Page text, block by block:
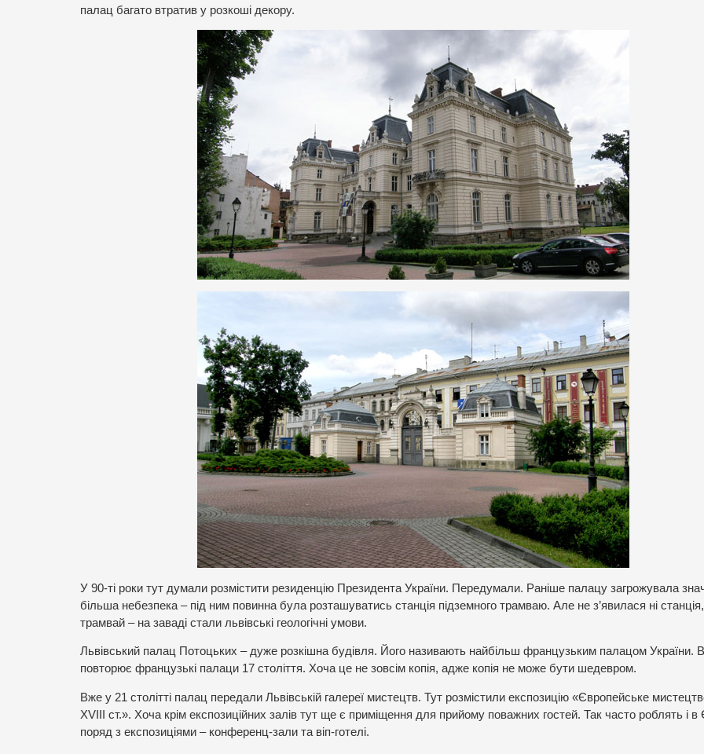
палац багато втратив у розкоші декору.
У 90-ті роки тут думали розмістити резиденцію Президента України. Передумали. Раніше палацу загрожувала
більша небезпека – під ним повинна була розташуватись станція підземного трамваю. Але не з’явилася ні станція,
трамвай – на заваді стали львівські геологічні умови.
Львівський палац Потоцьких – дуже розкішна будівля. Його називають найбільш французьким палацом України.
повторює французькі палаци 17 століття. Хоча це не зовсім копія, адже копія не може бути шедевром.
Вже у 21 столітті палац передали Львівській галереї мистецтв. Тут розмістили експозицію «Європейське
XVIII ст.». Хоча крім експозиційних залів тут ще є приміщення для прийому поважних гостей. Так часто роблять і в
поряд з експозиціями – конференц-зали та віп-готелі.